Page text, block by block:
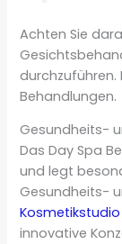
Achten Sie
durchzuführen.
Behandlungen.
Gesundheits-
Das Day Spa
und legt
Gesundheits-
Kosmetikstudio
innovative